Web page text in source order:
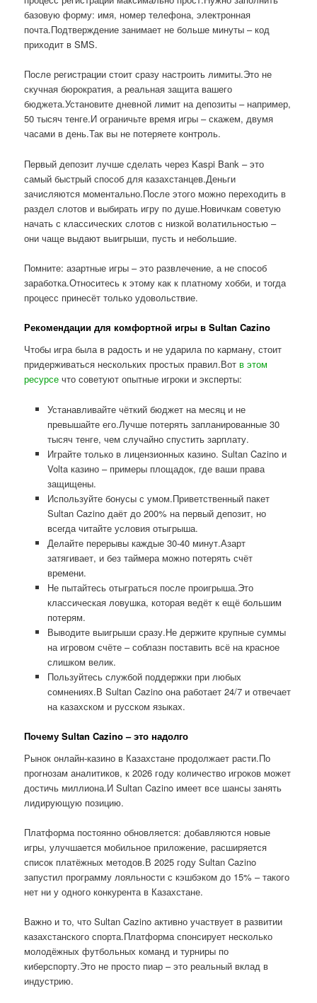
базовую форму: имя, номер телефона, электронная
почта.Подтверждение занимает не больше минуты – код
приходит в SMS.
После регистрации стоит сразу настроить лимиты.Это не
скучная бюрократия, а реальная защита вашего
бюджета.Установите дневной лимит на депозиты – например,
50 тысяч тенге.И ограничьте время игры – скажем, двумя
часами в день.Так вы не потеряете контроль.
Первый депозит лучше сделать через Kaspi Bank – это
самый быстрый способ для казахстанцев.Деньги
зачисляются моментально.После этого можно переходить в
раздел слотов и выбирать игру по душе.Новичкам советую
начать с классических слотов с низкой волатильностью –
они чаще выдают выигрыши, пусть и небольшие.
Помните: азартные игры – это развлечение, а не способ
заработка.Относитесь к этому как к платному хобби, и тогда
процесс принесёт только удовольствие.
Рекомендации для комфортной игры в Sultan Cazino
Чтобы игра была в радость и не ударила по карману, стоит
придерживаться нескольких простых правил.Вотв этом
ресурсе что советуют опытные игроки и эксперты:
Устанавливайте чёткий бюджет на месяц и не
превышайте его.Лучше потерять запланированные 30
тысяч тенге, чем случайно спустить зарплату.
Играйте только в лицензионных казино. Sultan Cazino и
Volta казино – примеры площадок, где ваши права
защищены.
Используйте бонусы с умом.Приветственный пакет
Sultan Cazino даёт до 200% на первый депозит, но
всегда читайте условия отыгрыша.
Делайте перерывы каждые 30-40 минут.Азарт
затягивает, и без таймера можно потерять счёт
времени.
Не пытайтесь отыграться после проигрыша.Это
классическая ловушка, которая ведёт к ещё большим
потерям.
Выводите выигрыши сразу.Не держите крупные суммы
на игровом счёте – соблазн поставить всё на красное
слишком велик.
Пользуйтесь службой поддержки при любых
сомнениях.В Sultan Cazino она работает 24/7 и отвечает
на казахском и русском языках.
Почему Sultan Cazino – это надолго
Рынок онлайн-казино в Казахстане продолжает расти.По
прогнозам аналитиков, к 2026 году количество игроков может
достичь миллиона.И Sultan Cazino имеет все шансы занять
лидирующую позицию.
Платформа постоянно обновляется: добавляются новые
игры, улучшается мобильное приложение, расширяется
список платёжных методов.В 2025 году Sultan Cazino
запустил программу лояльности с кэшбэком до 15% – такого
нет ни у одного конкурента в Казахстане.
Важно и то, что Sultan Cazino активно участвует в развитии
казахстанского спорта.Платформа спонсирует несколько
молодёжных футбольных команд и турниры по
киберспорту.Это не просто пиар – это реальный вклад в
индустрию.